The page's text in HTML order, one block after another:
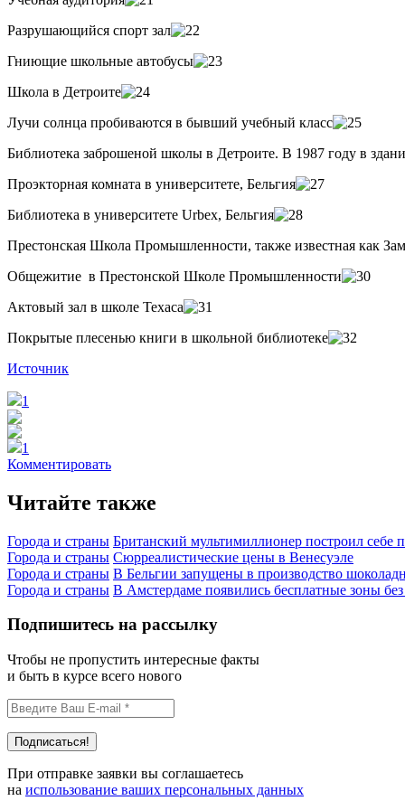
Разрушающийся спорт зал
Гниющие школьные автобусы
Школа в Детроите
Лучи солнца пробиваются в бывший учебный класс
Библиотека заброшеной школы в Детроите. В 1987 году в
Проэкторная комната в университете, Бельгия
Библиотека в университете Urbex, Бельгия
Престонская Школа Промышленности, также известная как
Общежитие в Престонской Школе Промышленности
Актовый зал в школе Техаса
Покрытые плесенью книги в школьной библиотеке
Источник
1
1
Комментировать
Читайте также
Города и страны Британский мультимиллионер построил себе
Города и страны Сюрреалистические цены в Венесуэле
Города и страны В Бельгии запущены в производство
Города и страны В Амстердаме появились бесплатные зоны
Подпишитесь на рассылку
Чтобы не пропустить интересные факты
и быть в курсе всего нового
При отправке заявки вы соглашаетесь
на использование ваших персональных данных